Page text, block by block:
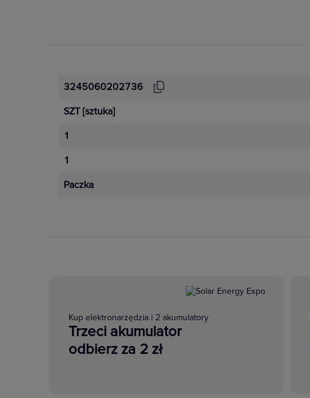
3245060202736
SZT [sztuka]
1
1
Paczka
Kup elektronarzędzia i 2 akumulatory
Trzeci akumulator
odbierz za 2 zł